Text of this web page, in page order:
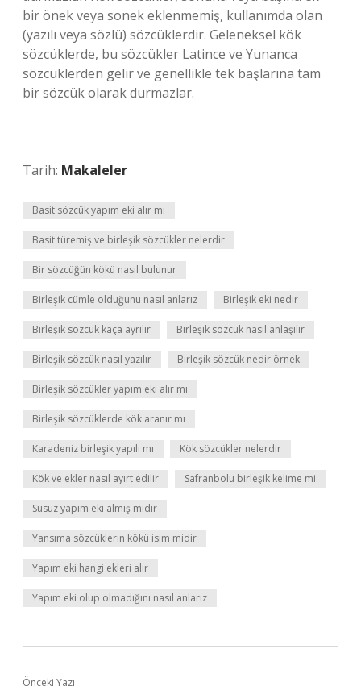
bir önek veya sonek eklenmemiş, kullanımda olan
(yazılı veya sözlü) sözcüklerdir. Geleneksel kök
sözcüklerde, bu sözcükler Latince ve Yunanca
sözcüklerden gelir ve genellikle tek başlarına tam
bir sözcük olarak durmazlar.
Tarih: Makaleler
Basit sözcük yapım eki alır mı
Basit türemiş ve birleşik sözcükler nelerdir
Bir sözcüğün kökü nasıl bulunur
Birleşik cümle olduğunu nasıl anlarız Birleşik eki nedir
Birleşik sözcük kaça ayrılır Birleşik sözcük nasıl anlaşılır
Birleşik sözcük nasıl yazılır Birleşik sözcük nedir örnek
Birleşik sözcükler yapım eki alır mı
Birleşik sözcüklerde kök aranır mı
Karadeniz birleşik yapılı mı Kök sözcükler nelerdir
Kök ve ekler nasıl ayırt edilir Safranbolu birleşik kelime mi
Susuz yapım eki almış mıdır
Yansıma sözcüklerin kökü isim midir
Yapım eki hangi ekleri alır
Yapım eki olup olmadığını nasıl anlarız
Önceki Yazı